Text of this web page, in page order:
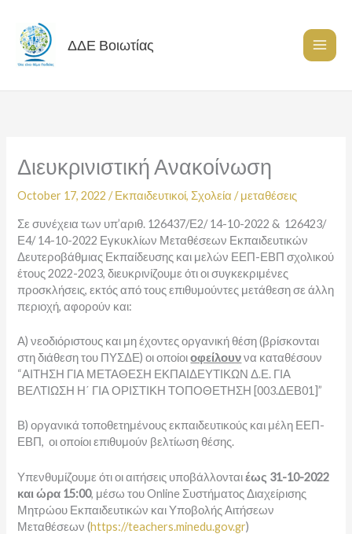
content
ΔΔΕ Βοιωτίας
Διευκρινιστική Ανακοίνωση
October 17, 2022/Εκπαιδευτικοί, Σχολεία /μεταθέσεις
Σε συνέχεια των υπ’αριθ. 126437/Ε2/ 14-10-2022 & 126423/
Ε4/ 14-10-2022 Εγκυκλίων Μεταθέσεων Εκπαιδευτικών
Δευτεροβάθμιας Εκπαίδευσης και μελών ΕΕΠ-ΕΒΠ σχολικού
έτους 2022-2023, διευκρινίζουμε ότι οι συγκεκριμένες
προσκλήσεις, εκτός από τους επιθυμούντες μετάθεση σε άλλη
περιοχή, αφορούν και:
Α) νεοδιόριστους και μη έχοντες οργανική θέση (βρίσκονται
στη διάθεση του ΠΥΣΔΕ) οι οποίοιοφείλουννα καταθέσουν
“ΑΙΤΗΣΗ ΓΙΑ ΜΕΤΑΘΕΣΗ ΕΚΠΑΙΔΕΥΤΙΚΩΝ Δ.Ε. ΓΙΑ
ΒΕΛΤΙΩΣΗ Η΄ ΓΙΑ ΟΡΙΣΤΙΚΗ ΤΟΠΟΘΕΤΗΣΗ [003.ΔΕΒ01]”
Β) οργανικά τοποθετημένους εκπαιδευτικούς και μέλη ΕΕΠ-
ΕΒΠ, οι οποίοι επιθυμούν βελτίωση θέσης.
Υπενθυμίζουμε ότι οι αιτήσεις υποβάλλονταιέως 31-10-2022
και ώρα 15:00, μέσω του Online Συστήματος Διαχείρισης
Μητρώου Εκπαιδευτικών και Υποβολής Αιτήσεων
Μεταθέσεων (https://teachers.minedu.gov.gr)